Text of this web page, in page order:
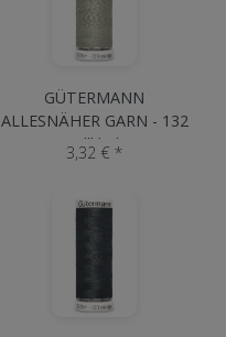
GÜTERMANN
ALLESNÄHER GARN - 132
Hellkhaki
3,32 € *